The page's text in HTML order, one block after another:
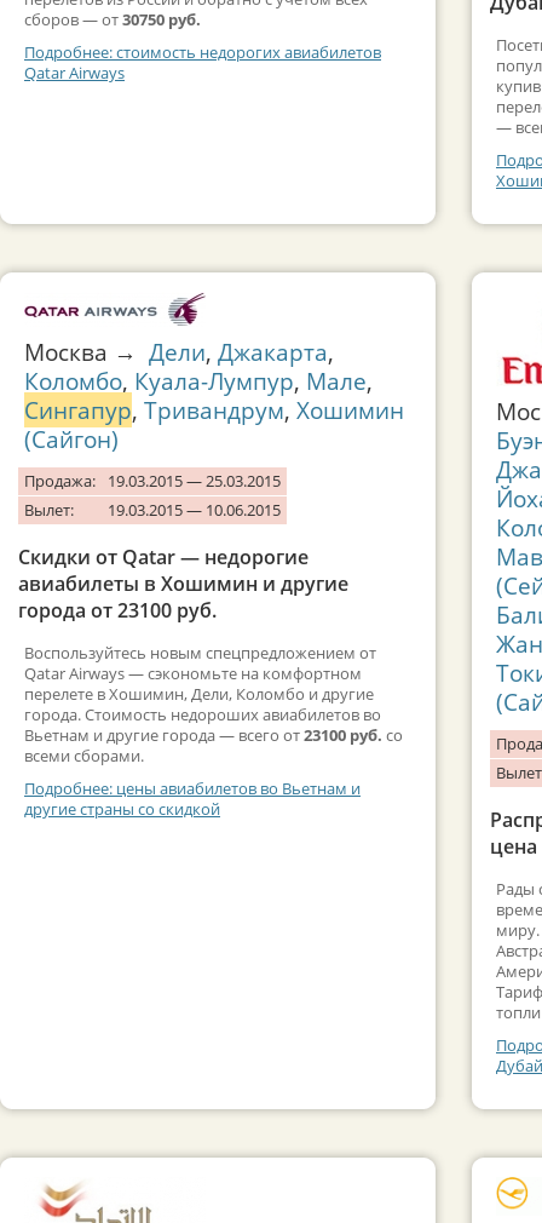
сборов — от30750 руб.
Подробнее: стоимость недорогих авиабилетов
Qatar Airways
Москва → Дели, Джакарта,
Коломбо, Куала-Лумпур, Мале,
Сингапур, Тривандрум, Хошимин
(Сайгон)
Продажа:
19.03.2015 — 25.03.2015
Вылет:
19.03.2015 — 10.06.2015
Скидки от Qatar — недорогие
авиабилеты в Хошимин и другие
города от 23100 руб.
Воспользуйтесь новым спецпредложением от
Qatar Airways — сэкономьте на комфортном
перелете в Хошимин, Дели, Коломбо и другие
города. Стоимость недороших авиабилетов во
Вьетнам и другие города — всего от23100 руб. со
всеми сборами.
Подробнее: цены авиабилетов во Вьетнам и
другие страны со скидкой
—
цена
Рады